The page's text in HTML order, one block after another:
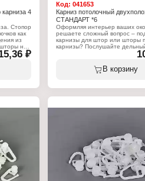
4
Стопор
как
из
на
в
₽
Код:041653
Карниз потолочный
СТАНДАРТ *6
Оформляя интерьер ваших
решаете сложный вопрос –
карнизы для штор или шторы
карнизы? Послушайте дельный
карнизы для штор необходимо
приобретать после того, как
определились с типом штор и
собственным весом. Но только
известна длина карниза и
Характеристики:
Серия: "Стандарт"
Тип товара: Карниз
Назначение: для штор
Вариация: двухполозный
Способ крепления: потолочный
Комплектация: 30 крючков, 4
В корзину